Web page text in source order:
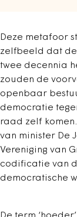
Deze metafoor
zelfbeeld dat
twee decennia
zouden de
openbaar
democratie
raad zelf
van minister De
Vereniging van
codificatie van
democratische